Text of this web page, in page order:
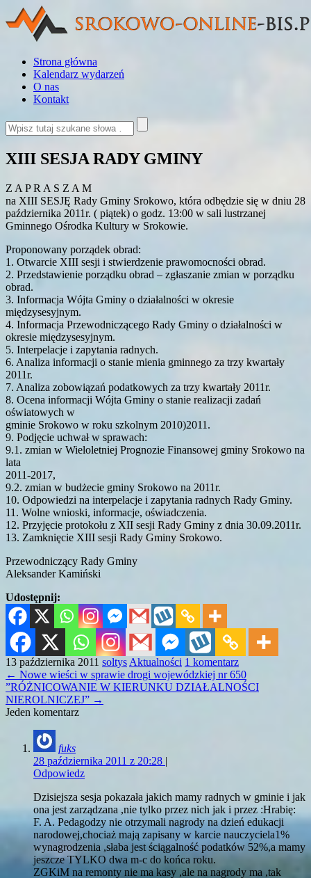
Strona główna
Kalendarz wydarzeń
O nas
Kontakt
XIII SESJA RADY GMINY
Z A P R A S Z A M
na XIII SESJĘ Rady Gminy Srokowo, która odbędzie się w dniu 28
października 2011r. ( piątek) o godz. 13:00 w sali lustrzanej
Gminnego Ośrodka Kultury w Srokowie.
Proponowany porządek obrad:
1. Otwarcie XIII sesji i stwierdzenie prawomocności obrad.
2. Przedstawienie porządku obrad – zgłaszanie zmian w porządku
obrad.
3. Informacja Wójta Gminy o działalności w okresie
międzysesyjnym.
4. Informacja Przewodniczącego Rady Gminy o działalności w
okresie międzysesyjnym.
5. Interpelacje i zapytania radnych.
6. Analiza informacji o stanie mienia gminnego za trzy kwartały
2011r.
7. Analiza zobowiązań podatkowych za trzy kwartały 2011r.
8. Ocena informacji Wójta Gminy o stanie realizacji zadań
oświatowych w
gminie Srokowo w roku szkolnym 2010)2011.
9. Podjęcie uchwał w sprawach:
9.1. zmian w Wieloletniej Prognozie Finansowej gminy Srokowo na
lata
2011-2017,
9.2. zmian w budżecie gminy Srokowo na 2011r.
10. Odpowiedzi na interpelacje i zapytania radnych Rady Gminy.
11. Wolne wnioski, informacje, oświadczenia.
12. Przyjęcie protokołu z XII sesji Rady Gminy z dnia 30.09.2011r.
13. Zamknięcie XIII sesji Rady Gminy Srokowo.
Przewodniczący Rady Gminy
Aleksander Kamiński
Udostępnij:
13 października 2011 soltys Aktualności 1 komentarz
← Nowe wieści w sprawie drogi wojewódzkiej nr 650
”RÓŻNICOWANIE W KIERUNKU DZIAŁALNOŚCI
NIEROLNICZEJ” →
Jeden komentarz
fuks
28 października 2011 z 20:28 |
Odpowiedz
Dzisiejsza sesja pokazała jakich mamy radnych w gminie i jak
ona jest zarządzana ,nie tylko przez nich jak i przez :Hrabię:
F. A. Pedagodzy nie otrzymali nagrody na dzień edukacji
narodowej,chociaż mają zapisany w karcie nauczyciela1%
wynagrodzenia ,słaba jest ściągalność podatków 52%,a mamy
jeszcze TYLKO dwa m-c do końca roku.
ZGKiM na remonty nie ma kasy ,ale na nagrody ma ,tak